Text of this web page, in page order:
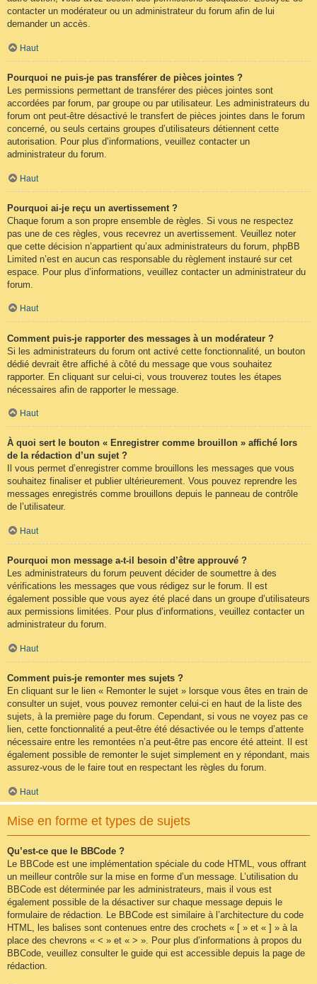
contacter un modérateur ou un administrateur du forum afin de lui
demander un accès.
Haut
Pourquoi ne puis-je pas transférer de pièces jointes ?
Les permissions permettant de transférer des pièces jointes sont
accordées par forum, par groupe ou par utilisateur. Les administrateurs du
forum ont peut-être désactivé le transfert de pièces jointes dans le forum
concerné, ou seuls certains groupes d’utilisateurs détiennent cette
autorisation. Pour plus d’informations, veuillez contacter un
administrateur du forum.
Haut
Pourquoi ai-je reçu un avertissement ?
Chaque forum a son propre ensemble de règles. Si vous ne respectez
pas une de ces règles, vous recevrez un avertissement. Veuillez noter
que cette décision n’appartient qu’aux administrateurs du forum, phpBB
Limited n’est en aucun cas responsable du règlement instauré sur cet
espace. Pour plus d’informations, veuillez contacter un administrateur du
forum.
Haut
Comment puis-je rapporter des messages à un modérateur ?
Si les administrateurs du forum ont activé cette fonctionnalité, un bouton
dédié devrait être affiché à côté du message que vous souhaitez
rapporter. En cliquant sur celui-ci, vous trouverez toutes les étapes
nécessaires afin de rapporter le message.
Haut
À quoi sert le bouton « Enregistrer comme brouillon » affiché lors
de la rédaction d’un sujet ?
Il vous permet d’enregistrer comme brouillons les messages que vous
souhaitez finaliser et publier ultérieurement. Vous pouvez reprendre les
messages enregistrés comme brouillons depuis le panneau de contrôle
de l’utilisateur.
Haut
Pourquoi mon message a-t-il besoin d’être approuvé ?
Les administrateurs du forum peuvent décider de soumettre à des
vérifications les messages que vous rédigez sur le forum. Il est
également possible que vous ayez été placé dans un groupe d’utilisateurs
aux permissions limitées. Pour plus d’informations, veuillez contacter un
administrateur du forum.
Haut
Comment puis-je remonter mes sujets ?
En cliquant sur le lien « Remonter le sujet » lorsque vous êtes en train de
consulter un sujet, vous pouvez remonter celui-ci en haut de la liste des
sujets, à la première page du forum. Cependant, si vous ne voyez pas ce
lien, cette fonctionnalité a peut-être été désactivée ou le temps d’attente
nécessaire entre les remontées n’a peut-être pas encore été atteint. Il est
également possible de remonter le sujet simplement en y répondant, mais
assurez-vous de le faire tout en respectant les règles du forum.
Haut
Mise en forme et types de sujets
Qu’est-ce que le BBCode ?
Le BBCode est une implémentation spéciale du code HTML, vous offrant
un meilleur contrôle sur la mise en forme d’un message. L’utilisation du
BBCode est déterminée par les administrateurs, mais il vous est
également possible de la désactiver sur chaque message depuis le
formulaire de rédaction. Le BBCode est similaire à l’architecture du code
HTML, les balises sont contenues entre des crochets « [ » et « ] » à la
place des chevrons « < » et « > ». Pour plus d’informations à propos du
BBCode, veuillez consulter le guide qui est accessible depuis la page de
rédaction.